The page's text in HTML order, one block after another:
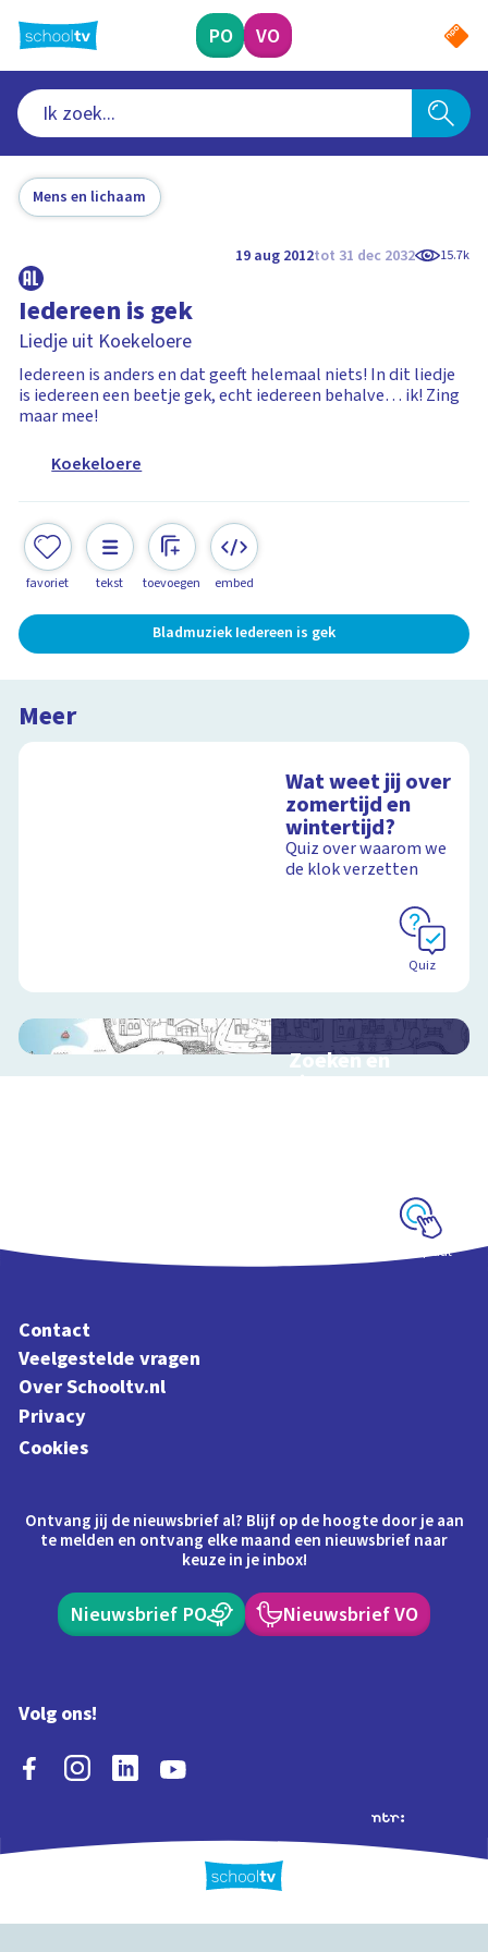
naar
hoofdinhoud
PO VO
Mens en lichaam
19 aug 2012tot 31 dec 2032 15.7k
Iedereen is gek
Liedje uit Koekeloere
Iedereen is anders en dat geeft helemaal niets! In dit liedje
is iedereen een beetje gek, echt iedereen behalve… ik! Zing
maar mee!
Koekeloere
favoriet tekst toevoegen embed
Bladmuziek Iedereen is gek
Meer
Wat weet jij over
zomertijd en
wintertijd?
Quiz over waarom we
de klok verzetten
Quiz
Zoeken en
zingen met
Schoolplaat
Contact
Veelgestelde vragen
Over Schooltv.nl
Privacy
Cookies
Ontvang jij de nieuwsbrief al? Blijf op de hoogte door je aan
te melden en ontvang elke maand een nieuwsbrief naar
keuze in je inbox!
Nieuwsbrief PO Nieuwsbrief VO
Volg ons!